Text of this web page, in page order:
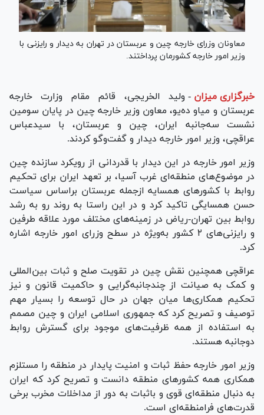
معاونان وزرای خارجه چین و عربستان در تهران به دیدار و رایزنی با
وزیر امور خارجه کشورمان پرداختند.
خبرگزاری میزان - ولید الخریجی، قائم مقام وزارت خارجه
عربستان و میاو ده‌یو، معاون وزیر خارجه چین در پایان سومین
نشست سه‌جانبه ایران، چین و عربستان، با سیدعباس
عراقچی، وزیر امور خارجه دیدار و گفت‌و‌گو کردند.
وزیر امور خارجه در این دیدار با قدردانی از رویکرد سازنده چین
در موضوع‌های منطقه‌ای غرب آسیا، بر تعهد ایران برای تحکیم
روابط با کشور‌های همسایه ازجمله عربستان براساس سیاست
حسن همسایگی تاکید کرد و در این راستا به روند رو به رشد
روابط بین تهران-ریاض در زمینه‌های مختلف مورد علاقه طرفین
و رایزنی‌های ۲ کشور به‌ویژه در سطح وزرای امور خارجه اشاره
کرد.
عراقچی همچنین نقش چین در تقویت صلح و ثبات بین‌المللی
و کمک به صیانت از چندجانبه‌گرایی و حاکمیت قانون و نیز
تحکیم همکاری‌ها میان جهان در حال توسعه را بسیار مهم
توصیف و تصریح کرد که جمهوری اسلامی ایران و چین مصمم
به استفاده از همه ظرفیت‌های موجود برای گسترش روابط
دوجانبه هستند.
وزیر امور خارجه حفظ ثبات و امنیت پایدار در منطقه را مستلزم
همکاری همه کشور‌های منطقه دانست و تصریح کرد که ایران
به دنبال منطقه‌ای قوی و باثبات به دور از مداخلات مخرب برخی
قدرت‌های فرامنطقه‌ای است.